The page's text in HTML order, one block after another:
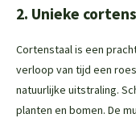
2. Unieke
Cortenstaal is een
verloop van tijd een
natuurlijke uitstraling.
planten en bomen. De